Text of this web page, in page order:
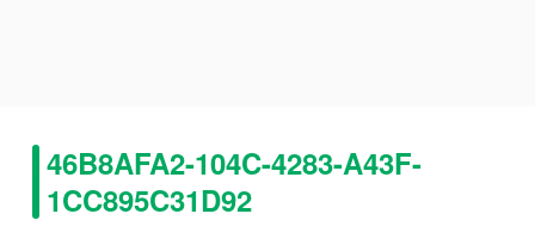
46B8AFA2-104C-4283-A43F-
1CC895C31D92